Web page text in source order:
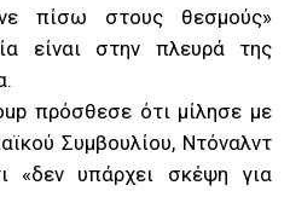
πίσω στους θεσμούς»
είναι στην πλευρά της
πρόσθεσε ότι μίλησε με
Συμβουλίου, Ντόναλντ
«δεν υπάρχει σκέψη για